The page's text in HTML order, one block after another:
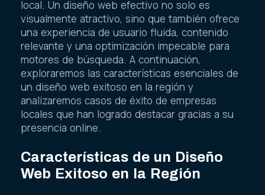
local. Un diseño web efectivo no solo es
visualmente atractivo, sino que también ofrece
una experiencia de usuario fluida, contenido
relevante y una optimización impecable para
motores de búsqueda. A continuación,
exploraremos las características esenciales de
un diseño web exitoso en la región y
analizaremos casos de éxito de empresas
locales que han logrado destacar gracias a su
presencia online.
Características de un Diseño
Web Exitoso en la Región